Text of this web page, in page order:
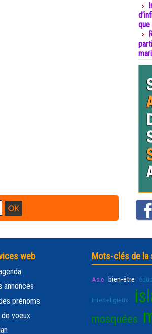
que
web
annonces
prénoms
voeux
Mots-clés de la
Asie bien-être
interreligieux
mosquées